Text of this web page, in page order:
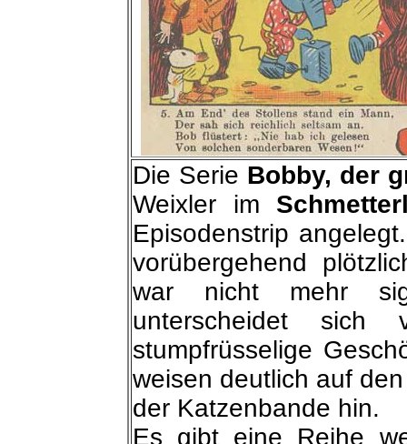
Die Serie Bobby, der
Weixler im
Episodenstrip
vorübergehend
war nicht mehr
unterscheidet sich
stumpfrüsselige
weisen deutlich auf
der Katzenbande hin.
Es gibt eine Reihe